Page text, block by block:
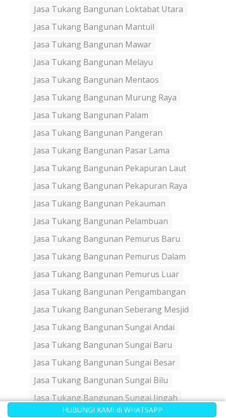
HUBUNGI KAMI di WHATSAPP
Jasa Tukang Bangunan Loktabat Utara
Jasa Tukang Bangunan Mantuil
Jasa Tukang Bangunan Mawar
Jasa Tukang Bangunan Melayu
Jasa Tukang Bangunan Mentaos
Jasa Tukang Bangunan Murung Raya
Jasa Tukang Bangunan Palam
Jasa Tukang Bangunan Pangeran
Jasa Tukang Bangunan Pasar Lama
Jasa Tukang Bangunan Pekapuran Laut
Jasa Tukang Bangunan Pekapuran Raya
Jasa Tukang Bangunan Pekauman
Jasa Tukang Bangunan Pelambuan
Jasa Tukang Bangunan Pemurus Baru
Jasa Tukang Bangunan Pemurus Dalam
Jasa Tukang Bangunan Pemurus Luar
Jasa Tukang Bangunan Pengambangan
Jasa Tukang Bangunan Seberang Mesjid
Jasa Tukang Bangunan Sungai Andai
Jasa Tukang Bangunan Sungai Baru
Jasa Tukang Bangunan Sungai Besar
Jasa Tukang Bangunan Sungai Bilu
Jasa Tukang Bangunan Sungai Jingah
Jasa Tukang Bangunan Sungai Lulut